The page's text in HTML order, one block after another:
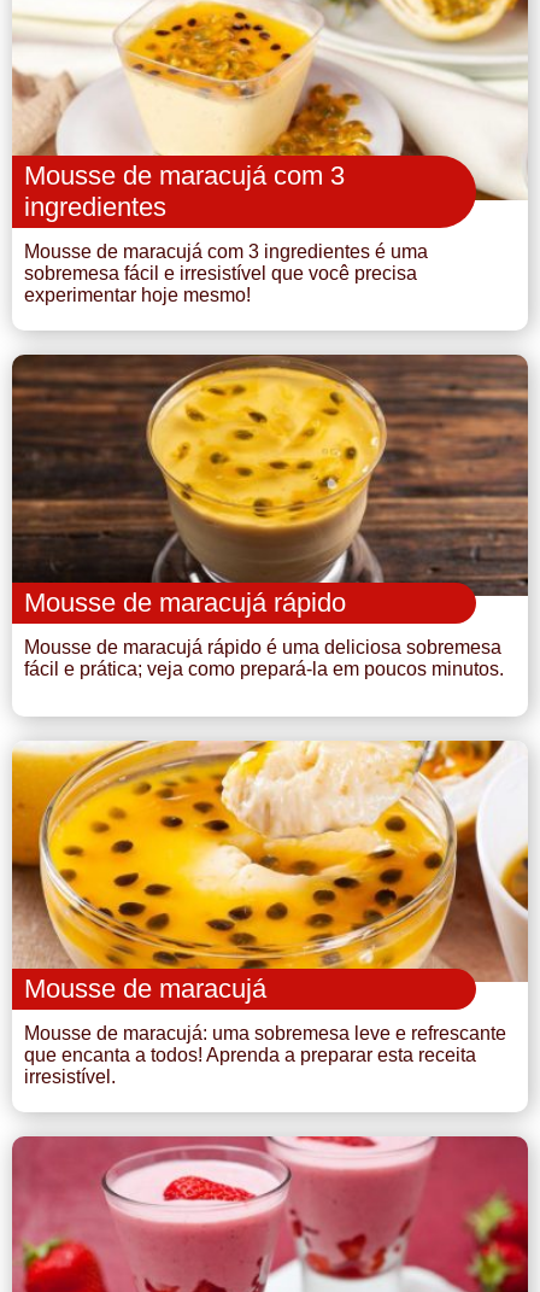
Mousse de maracujá com 3
ingredientes
Mousse de maracujá com 3 ingredientes é uma
sobremesa fácil e irresistível que você precisa
experimentar hoje mesmo!
Mousse de maracujá rápido
Mousse de maracujá rápido é uma deliciosa sobremesa
fácil e prática; veja como prepará-la em poucos minutos.
Mousse de maracujá
Mousse de maracujá: uma sobremesa leve e refrescante
que encanta a todos! Aprenda a preparar esta receita
irresistível.